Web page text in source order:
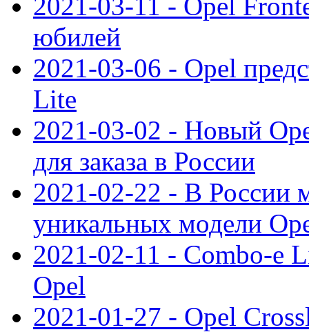
юбилей
2021-03-06 - Opel
Lite
2021-03-02 - Новый
для заказа в России
2021-02-22 - В России
уникальных модели
2021-02-11 - Combo-e
Opel
2021-01-27 - Opel